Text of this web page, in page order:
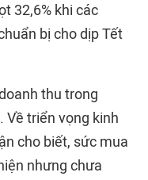
32,6% khi các
bị cho dịp Tết
thu trong
triển vọng kinh
cho biết, sức mua
nhưng chưa